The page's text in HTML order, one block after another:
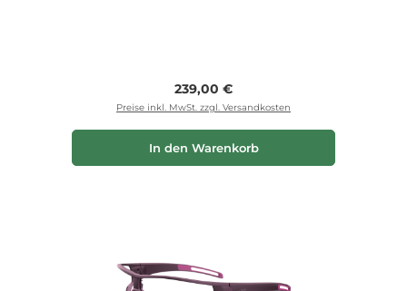
Regulärer Preis:
239,00 €
Preise inkl. MwSt. zzgl. Versandkosten
In den Warenkorb